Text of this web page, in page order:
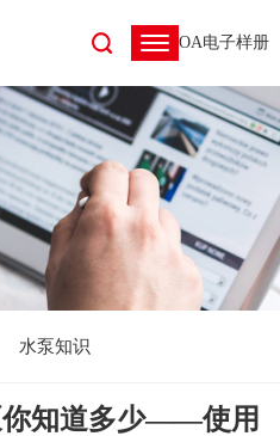
OA电子样册
水泵知识
你知道多少——使用